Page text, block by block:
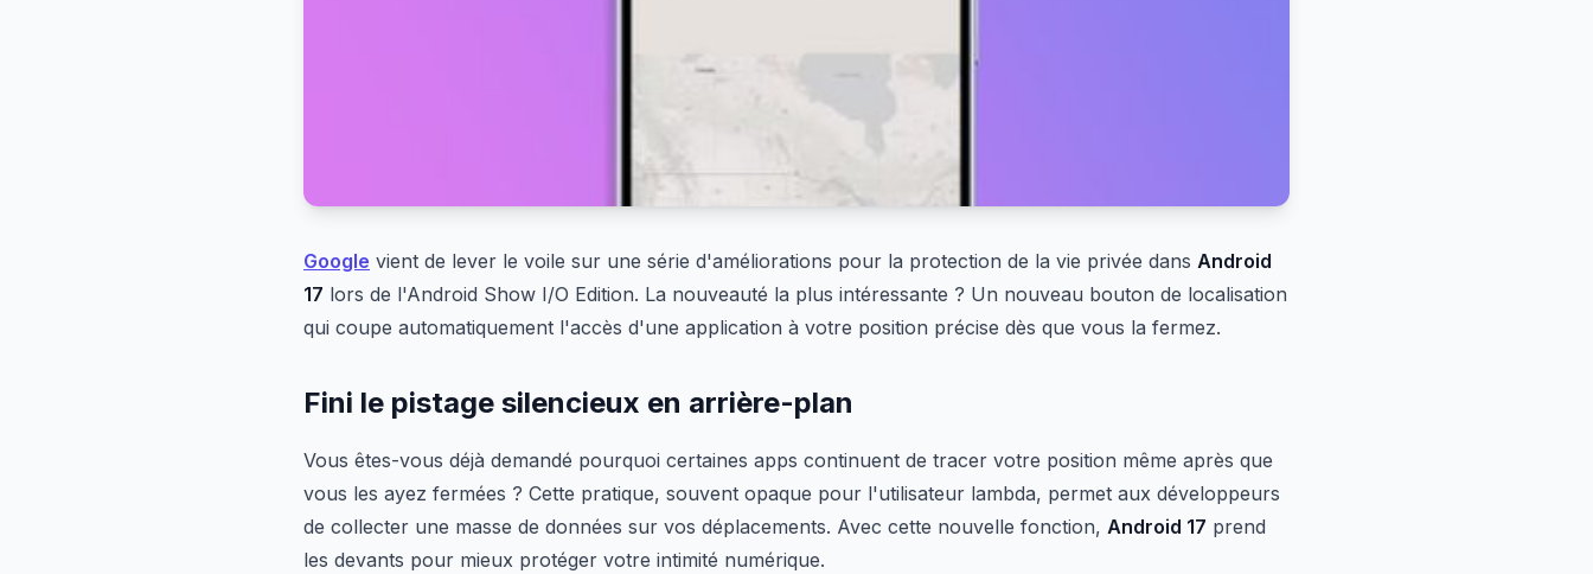
Google vient de lever le voile sur une série d'améliorations pour la protection de la vie privée dans Android
17 lors de l'Android Show I/O Edition. La nouveauté la plus intéressante ? Un nouveau bouton de localisation
qui coupe automatiquement l'accès d'une application à votre position précise dès que vous la fermez.
Fini le pistage silencieux en arrière-plan
Vous êtes-vous déjà demandé pourquoi certaines apps continuent de tracer votre position même après que
vous les ayez fermées ? Cette pratique, souvent opaque pour l'utilisateur lambda, permet aux développeurs
de collecter une masse de données sur vos déplacements. Avec cette nouvelle fonction, Android 17 prend
les devants pour mieux protéger votre intimité numérique.